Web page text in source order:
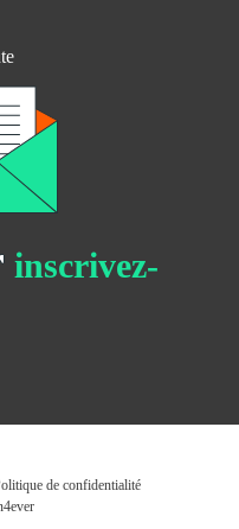
inscrivez-
de confidentialité